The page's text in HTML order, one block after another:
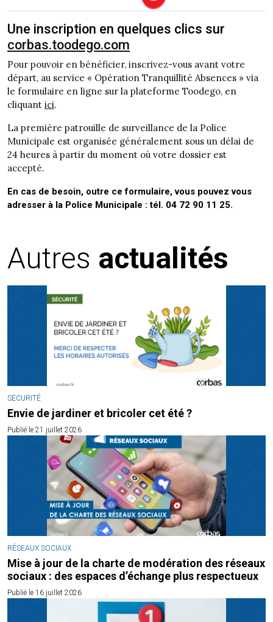
Une inscription en quelques clics sur
corbas.toodego.com
Pour pouvoir en bénéficier, inscrivez-vous avant votre
départ, au service « Opération Tranquillité Absences » via
le formulaire en ligne sur la plateforme Toodego, en
cliquant ici.
La première patrouille de surveillance de la Police
Municipale est organisée généralement sous un délai de
24 heures à partir du moment où votre dossier est
accepté.
En cas de besoin, outre ce formulaire, vous pouvez vous
adresser à la Police Municipale : tél. 04 72 90 11 25.
Autres actualités
SÉCURITÉ
Envie de jardiner et bricoler cet été ?
Publié le 21 juillet 2026
RÉSEAUX SOCIAUX
Mise à jour de la charte de modération des réseaux
sociaux : des espaces d’échange plus respectueux
Publié le 16 juillet 2026